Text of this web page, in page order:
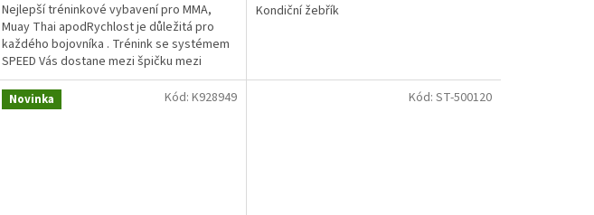
Nejlepší tréninkové vybavení pro MMA,
Muay Thai apodRychlost je důležitá pro
každého bojovníka . Trénink se systémem
SPEED Vás dostane mezi špičku mezi
bojovníky .Netrénujete...
Kondiční žebřík
Novinka Kód: K928949 Kód: ST-500120